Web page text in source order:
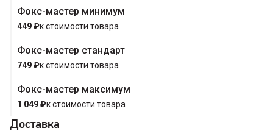
Фокс-мастер минимум
449₽к стоимости товара
Фокс-мастер стандарт
749₽к стоимости товара
Фокс-мастер максимум
1 049₽к стоимости товара
Доставка